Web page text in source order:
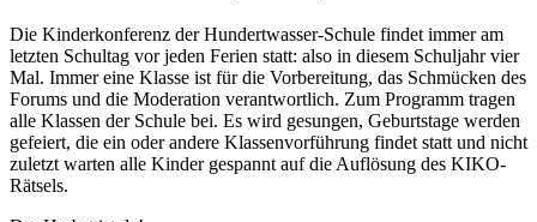
Die Kinderkonferenz der Hundertwasser-Schule findet immer am
letzten Schultag vor jeden Ferien statt: also in diesem Schuljahr vier
Mal. Immer eine Klasse ist für die Vorbereitung, das Schmücken des
Forums und die Moderation verantwortlich. Zum Programm tragen
alle Klassen der Schule bei. Es wird gesungen, Geburtstage werden
gefeiert, die ein oder andere Klassenvorführung findet statt und nicht
zuletzt warten alle Kinder gespannt auf die Auflösung des KIKO-
Rätsels.